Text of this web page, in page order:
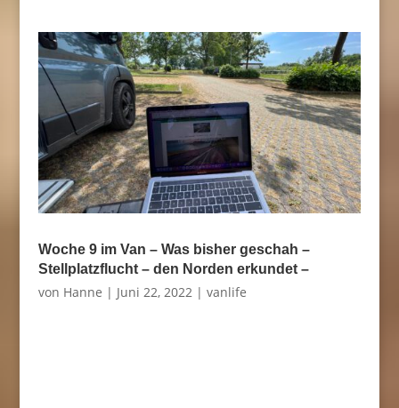
Woche 9 im Van – Was bisher geschah –
Stellplatzflucht – den Norden erkundet –
von Hanne | Juni 22, 2022| vanlife